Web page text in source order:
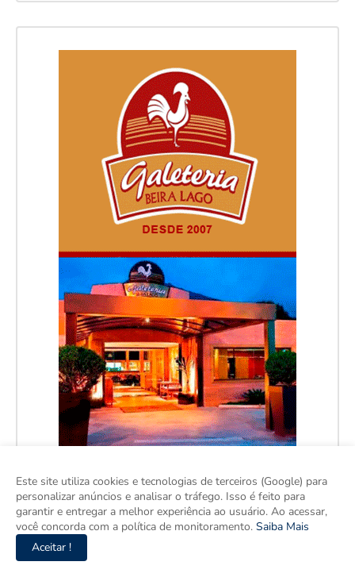
Este site utiliza cookies e tecnologias de terceiros (Google) para
personalizar anúncios e analisar o tráfego. Isso é feito para
garantir e entregar a melhor experiência ao usuário. Ao acessar,
você concorda com a política de monitoramento. Saiba Mais
Aceitar !